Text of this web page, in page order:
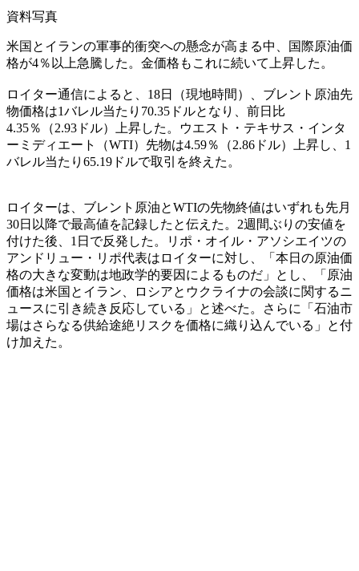
資料写真
米国とイランの軍事的衝突への懸念が高まる中、国際原油価
格が4％以上急騰した。金価格もこれに続いて上昇した。
ロイター通信によると、18日（現地時間）、ブレント原油先
物価格は1バレル当たり70.35ドルとなり、前日比
4.35％（2.93ドル）上昇した。ウエスト・テキサス・インタ
ーミディエート（WTI）先物は4.59％（2.86ドル）上昇し、1
バレル当たり65.19ドルで取引を終えた。
ロイターは、ブレント原油とWTIの先物終値はいずれも先月
30日以降で最高値を記録したと伝えた。2週間ぶりの安値を
付けた後、1日で反発した。リポ・オイル・アソシエイツの
アンドリュー・リポ代表はロイターに対し、「本日の原油価
格の大きな変動は地政学的要因によるものだ」とし、「原油
価格は米国とイラン、ロシアとウクライナの会談に関するニ
ュースに引き続き反応している」と述べた。さらに「石油市
場はさらなる供給途絶リスクを価格に織り込んでいる」と付
け加えた。